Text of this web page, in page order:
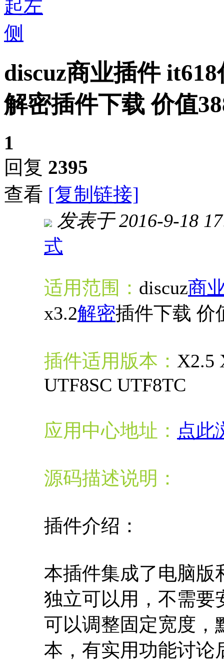
discuz商业插件
解密插件下载 价值
1
回复 2395
查看 [复制链接]
发表于 2016-9-18
式
适用范围： discuz商
x3.2解密插件下载 价
插件适用版本： X2.5
UTF8SC UTF8TC
应用中心地址： 点此
源码描述说明：
插件介绍：
本插件集成了电脑版
独立可以用，不需要
可以调整固定宽度，
本，有实用功能讨论